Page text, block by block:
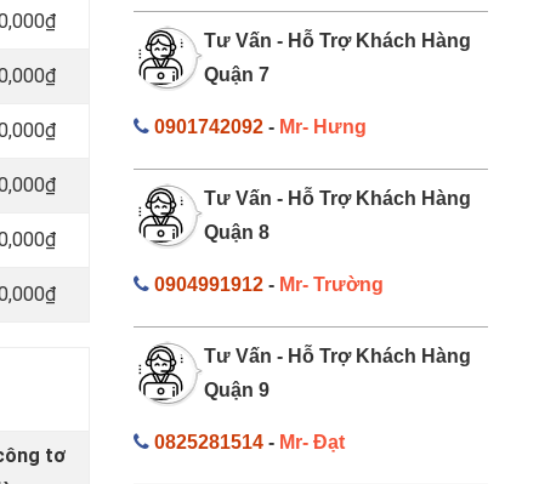
tơ
Tư Vấn - Hỗ Trợ Khách Hàng
Quận 7
0901742092- Mr- Hưng
Tư Vấn - Hỗ Trợ Khách Hàng
Quận 8
0904991912- Mr- Trường
Tư Vấn - Hỗ Trợ Khách Hàng
Quận 9
0825281514- Mr- Đạt